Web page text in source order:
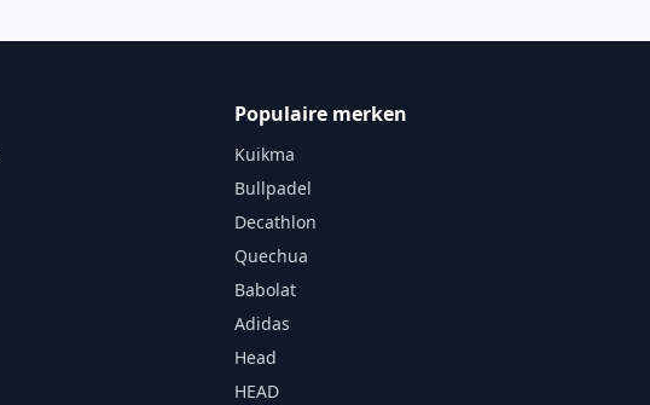
Populaire merken
Kuikma
Bullpadel
Decathlon
Quechua
Babolat
Adidas
Head
HEAD